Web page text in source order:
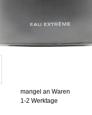
mangel an Waren
1-2 Werktage